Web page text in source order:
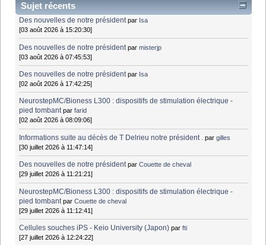
Sujet récents
Des nouvelles de notre président par Isa
[03 août 2026 à 15:20:30]
Des nouvelles de notre président parmisterjp
[03 août 2026 à 07:45:53]
Des nouvelles de notre président par Isa
[02 août 2026 à 17:42:25]
NeurostepMC/Bioness L300 : dispositifs de stimulation électrique -
pied tombant parfarid
[02 août 2026 à 08:09:06]
Informations suite au décès de T Delrieu notre président . pargilles
[30 juillet 2026 à 11:47:14]
Des nouvelles de notre président parCouette de cheval
[29 juillet 2026 à 11:21:21]
NeurostepMC/Bioness L300 : dispositifs de stimulation électrique -
pied tombant parCouette de cheval
[29 juillet 2026 à 11:12:41]
Cellules souches iPS - Keio University (Japon) parfti
[27 juillet 2026 à 12:24:22]